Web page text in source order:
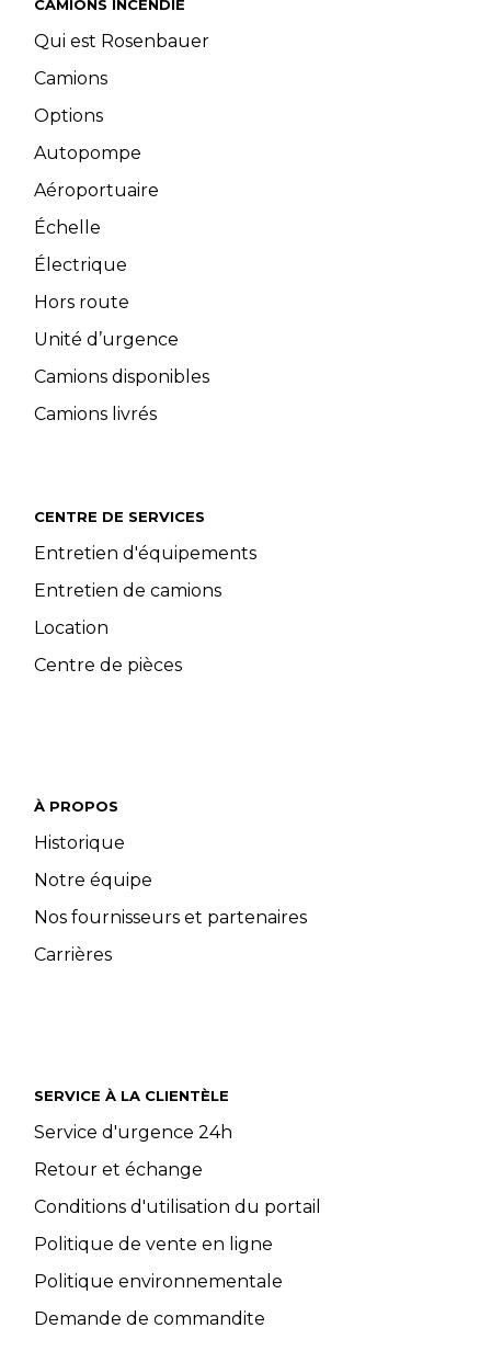
CAMIONS INCENDIE
Qui est Rosenbauer
Camions
Options
Autopompe
Aéroportuaire
Échelle
Électrique
Hors route
Unité d’urgence
Camions disponibles
Camions livrés
CENTRE DE SERVICES
Entretien d'équipements
Entretien de camions
Location
Centre de pièces
À PROPOS
Historique
Notre équipe
Nos fournisseurs et partenaires
Carrières
SERVICE À LA CLIENTÈLE
Service d'urgence 24h
Retour et échange
Conditions d'utilisation du portail
Politique de vente en ligne
Politique environnementale
Demande de commandite